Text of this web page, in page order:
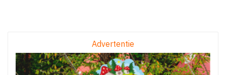
Advertentie